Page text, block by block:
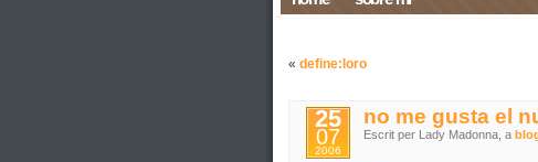
« define:loro
25
07
2006
no me gusta el
Escrit per Lady Madonna, a